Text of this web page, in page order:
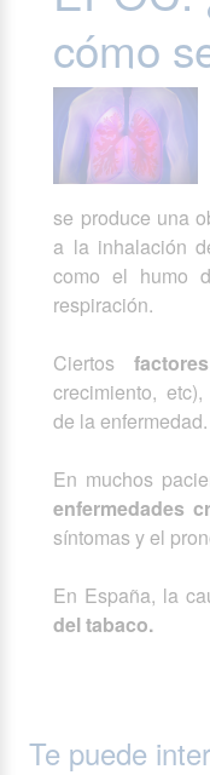
cómo
se produce una
a la inhalación
como el humo
respiración.
Ciertos
crecimiento,
de la enfermedad.
En muchos
enfermedades
síntomas y el
En España, la
del tabaco.
Te puede